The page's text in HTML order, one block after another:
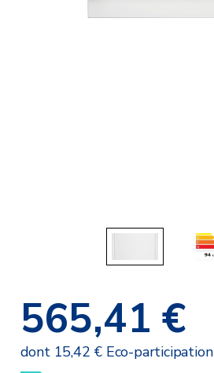
565,41 €
dont 15,42 € Eco-participation